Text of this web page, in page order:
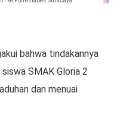
bahwa tindakannya
SMAK Gloria 2
dan menuai